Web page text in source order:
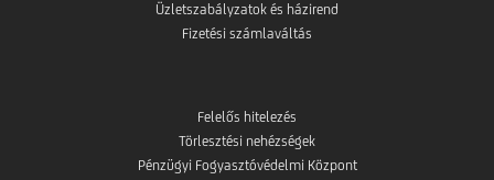
Üzletszabályzatok és házirend
Fizetési számlaváltás
Felelős hitelezés
Törlesztési nehézségek
Pénzügyi Fogyasztóvédelmi Központ